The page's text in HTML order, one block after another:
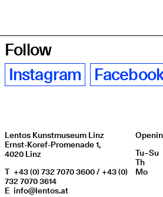
Follow
Instagram
Lentos Kunstmuseum Linz
Ernst-Koref-Promenade 1,
4020 Linz
T +43 (0) 732 7070 3600 / +43 (0)
732 7070 3614
E info@lentos.at
Day of
Tu–Su
Th
Mo